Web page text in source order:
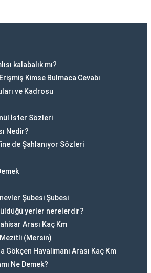
kalabalık mı?
Kimse Bulmaca Cevabı
ve Kadrosu
İster Sözleri
Nedir?
de Şahlanıyor Sözleri
Şubesi Şubesi
yerler nerelerdir?
Arası Kaç Km
(Mersin)
Gökçen Havalimanı Arası Kaç Km
Ne Demek?